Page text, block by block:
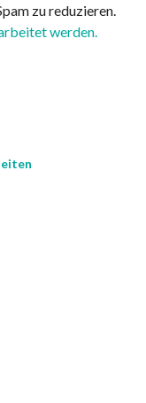
zu reduzieren.
werden.